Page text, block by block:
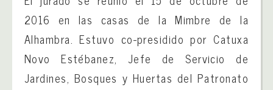
2016 en las casas de la Mimbre de la
Alhambra. Estuvo co-presidido por Catuxa
Novo Estébanez, Jefe de Servicio de
Jardines, Bosques y Huertas del Patronato